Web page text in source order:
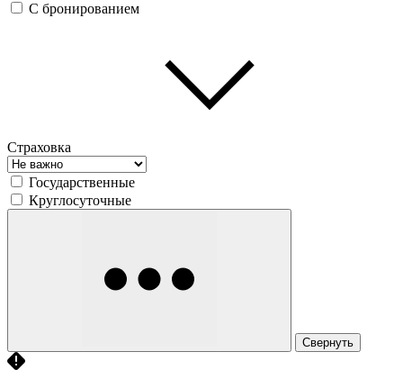
С бронированием
Страховка
Государственные
Круглосуточные
Свернуть